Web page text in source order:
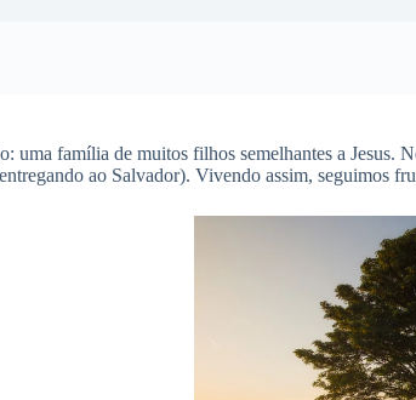
uma família de muitos filhos semelhantes a Jesus.
ao Salvador). Vivendo assim, seguimos